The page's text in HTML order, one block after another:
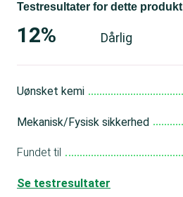
Testresultater for dette produkt
12% Dårlig
Uønsket kemi
Mekanisk/Fysisk sikkerhed
Fundet til
Se testresultater